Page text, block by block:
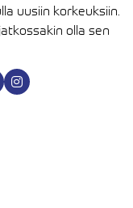
uusiin korkeuksiin.
olla sen